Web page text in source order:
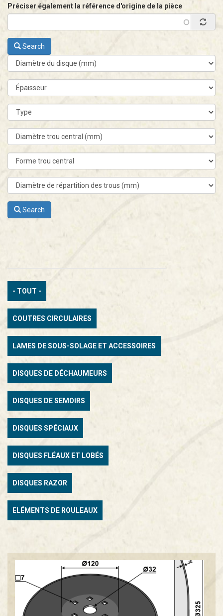
Préciser également la référence d'origine de la pièce
Search
Search
- TOUT -
COUTRES CIRCULAIRES
LAMES DE SOUS-SOLAGE ET ACCESSOIRES
DISQUES DE DÉCHAUMEURS
DISQUES DE SEMOIRS
DISQUES SPÉCIAUX
DISQUES FLÉAUX ET LOBÉS
DISQUES RAZOR
ELÉMENTS DE ROULEAUX